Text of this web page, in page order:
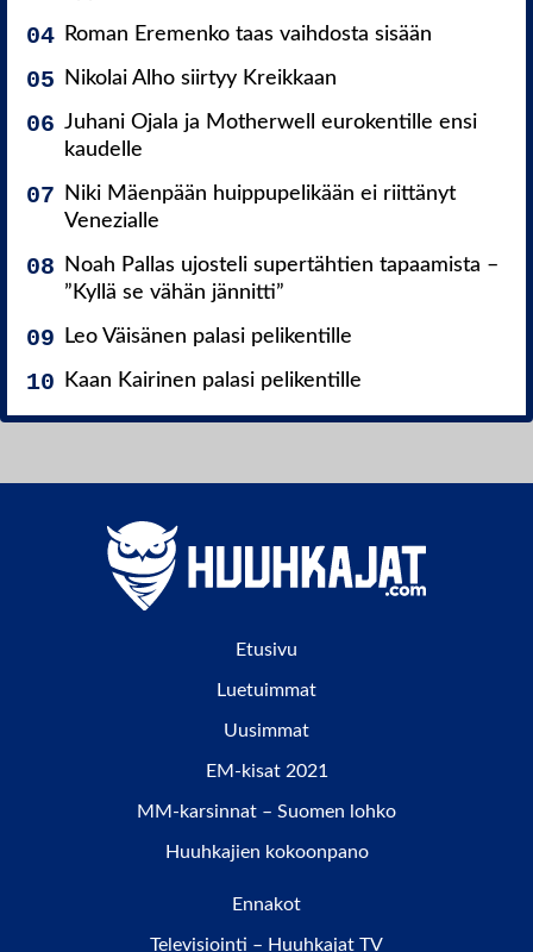
Roman Eremenko taas vaihdosta sisään
Nikolai Alho siirtyy Kreikkaan
Juhani Ojala ja Motherwell eurokentille ensi
kaudelle
Niki Mäenpään huippupelikään ei riittänyt
Venezialle
Noah Pallas ujosteli supertähtien tapaamista –
”Kyllä se vähän jännitti”
Leo Väisänen palasi pelikentille
Kaan Kairinen palasi pelikentille
Etusivu
Luetuimmat
Uusimmat
EM-kisat 2021
MM-karsinnat – Suomen lohko
Huuhkajien kokoonpano
Ennakot
Televisiointi – Huuhkajat TV